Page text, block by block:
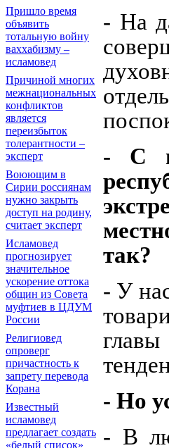
Пришло время
объявить
тотальную войну
ваххабизму –
исламовед
Причиной многих
межнациональных
конфликтов
является
переизбыток
толерантности –
эксперт
Воюющим в
Сирии россиянам
нужно закрыть
доступ на родину,
считает эксперт
Исламовед
прогнозирует
значительное
ускорение оттока
общин из Совета
муфтиев в ЦДУМ
России
Религиовед
опроверг
причастность к
запрету перевода
Корана
Известный
исламовед
предлагает создать
«белый список»
- На
- С
так?
- У
- Но
- В